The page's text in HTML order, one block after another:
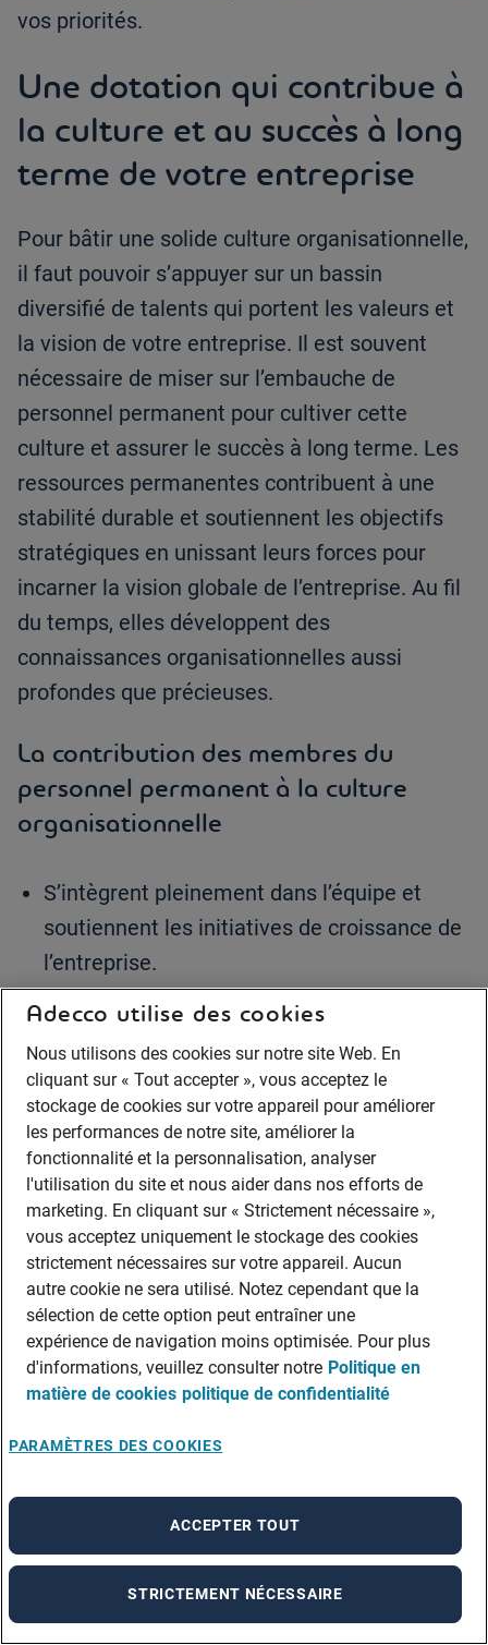
vos priorités.
Une dotation qui contribue à
la culture et au succès à long
terme de votre entreprise
Pour bâtir une solide culture organisationnelle,
il faut pouvoir s’appuyer sur un bassin
diversifié de talents qui portent les valeurs et
la vision de votre entreprise. Il est souvent
nécessaire de miser sur l’embauche de
personnel permanent pour cultiver cette
culture et assurer le succès à long terme. Les
ressources permanentes contribuent à une
stabilité durable et soutiennent les objectifs
stratégiques en unissant leurs forces pour
incarner la vision globale de l’entreprise. Au fil
du temps, elles développent des
connaissances organisationnelles aussi
profondes que précieuses.
La contribution des membres du
personnel permanent à la culture
organisationnelle
S’intègrent pleinement dans l’équipe et
soutiennent les initiatives de croissance de
l’entreprise.
Favorisent un climat de travail positif qui
attire et fidélise les meilleurs talents.
Alimentent la rétention du personnel en
renforçant la motivation et en réduisant le
roulement.
Contribuent à une équipe soudée et
productive.
Tirent parti d’occasions d’avancement
professionnel et de développement des
perfectionnement des ressources et le
permanents peut nécessiter un effort initial
plus important, mais se traduira par des
Adecco utilise des cookies
Nous utilisons des cookies sur notre site Web. En
cliquant sur « Tout accepter », vous acceptez le
stockage de cookies sur votre appareil pour améliorer
les performances de notre site, améliorer la
fonctionnalité et la personnalisation, analyser
l'utilisation du site et nous aider dans nos efforts de
marketing. En cliquant sur « Strictement nécessaire »,
vous acceptez uniquement le stockage des cookies
strictement nécessaires sur votre appareil. Aucun
autre cookie ne sera utilisé. Notez cependant que la
sélection de cette option peut entraîner une
expérience de navigation moins optimisée. Pour plus
d'informations, veuillez consulter notre Politique en
matière de cookies politique de confidentialité
PARAMÈTRES DES COOKIES
STRICTEMENT NÉCESSAIRE
ACCEPTER TOUT